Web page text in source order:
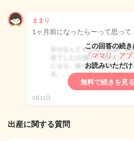
ままり
1ヶ月前になったらーって思って…
この回答の続き
「ママリ」アプ
お読みいただけ
無料で続きを見
3月11日
出産に関する質問